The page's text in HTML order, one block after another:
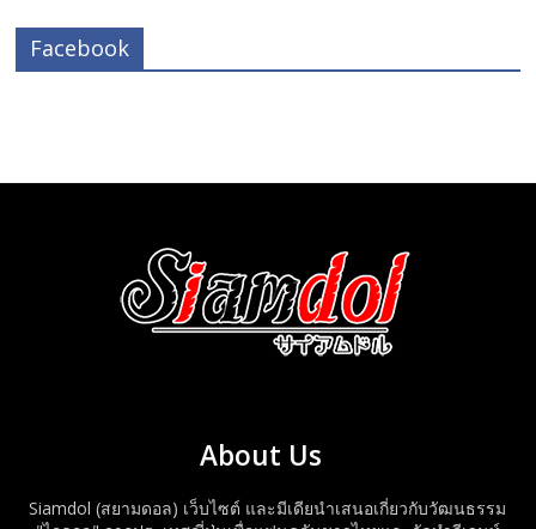
Facebook
About Us
Siamdol (สยามดอล) เว็บไซต์ และมีเดียนำเสนอเกี่ยวกับวัฒนธรรม